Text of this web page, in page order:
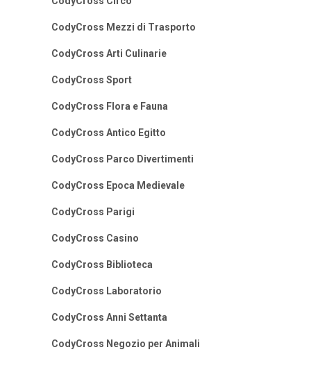
CodyCross Mezzi di Trasporto
CodyCross Arti Culinarie
CodyCross Sport
CodyCross Flora e Fauna
CodyCross Antico Egitto
CodyCross Parco Divertimenti
CodyCross Epoca Medievale
CodyCross Parigi
CodyCross Casino
CodyCross Biblioteca
CodyCross Laboratorio
CodyCross Anni Settanta
CodyCross Negozio per Animali